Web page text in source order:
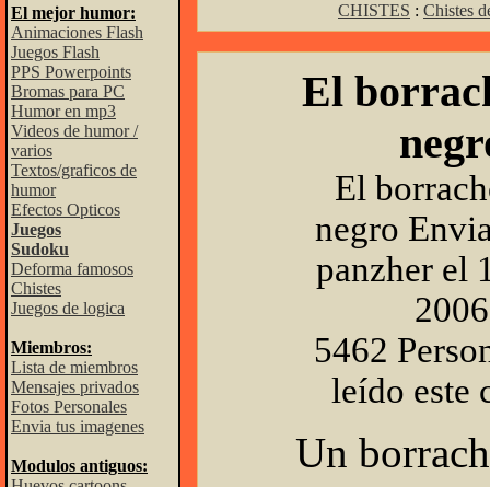
El mejor humor:
Animaciones Flash
Juegos Flash
PPS Powerpoints
Bromas para PC
Humor en mp3
Videos de humor /
varios
Textos/graficos de
humor
Efectos Opticos
Juegos
Sudoku
Deforma famosos
Chistes
Juegos de logica
Miembros:
Lista de miembros
Mensajes privados
Fotos Personales
Envia tus imagenes
Modulos antiguos:
CHISTES : Chistes
El
El
negro
panzher el
2006
5462
leído este
Un